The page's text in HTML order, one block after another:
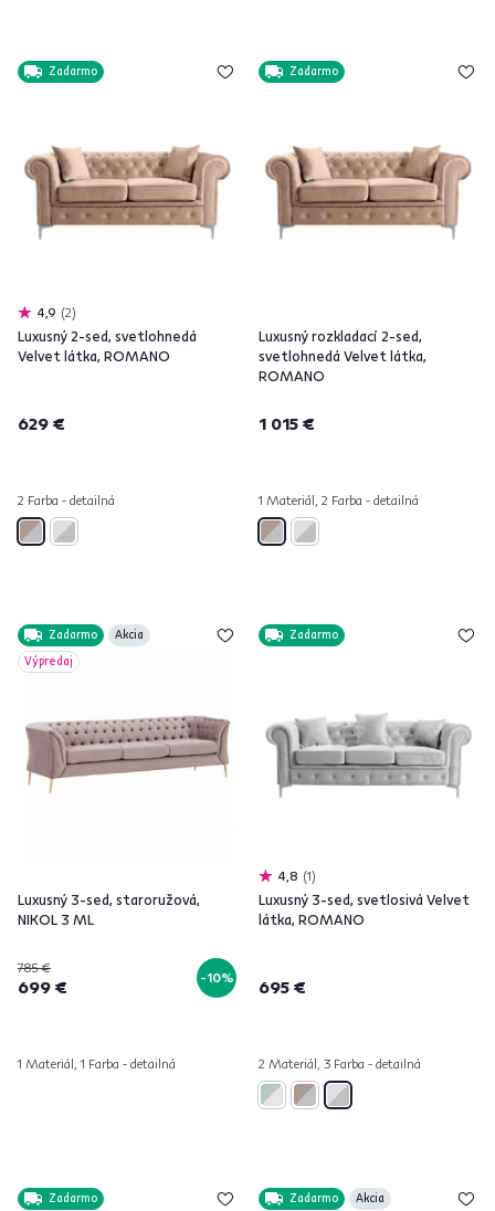
Zadarmo
4,9 2
Luxusný 2-sed, svetlohnedá
Velvet látka, ROMANO
629 €
2 Farba - detailná
Zadarmo
Luxusný rozkladací 2-sed,
svetlohnedá Velvet látka,
ROMANO
1 015 €
1 Materiál, 2 Farba - detailná
Zadarmo
Akcia
Výpredaj
Luxusný 3-sed, staroružová,
NIKOL 3 ML
785 €
699 € -10%
1 Materiál, 1 Farba - detailná
Zadarmo
4,8 1
Luxusný 3-sed, svetlosivá Velvet
látka, ROMANO
695 €
2 Materiál, 3 Farba - detailná
Zadarmo Zadarmo
Akcia